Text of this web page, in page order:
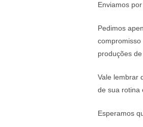
Enviamos
Pedimos
produções
Vale lembrar
de sua rotina
Esperamos